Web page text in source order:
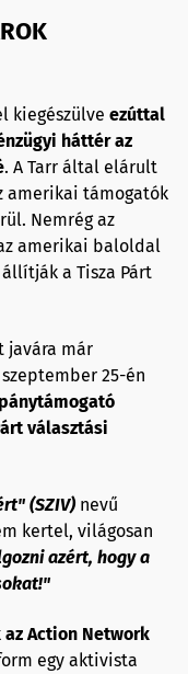
kiegészülve ezúttal
háttér az
. A Tarr által elárult
amerikai támogatók
Nemrég az
amerikai baloldal
a Tisza Párt
javára már
25-én
választási
(SZIV) nevű
kertel, világosan
azért, hogy a
az Action Network
egy aktivista